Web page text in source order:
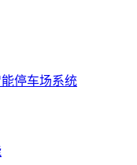
停车场系统